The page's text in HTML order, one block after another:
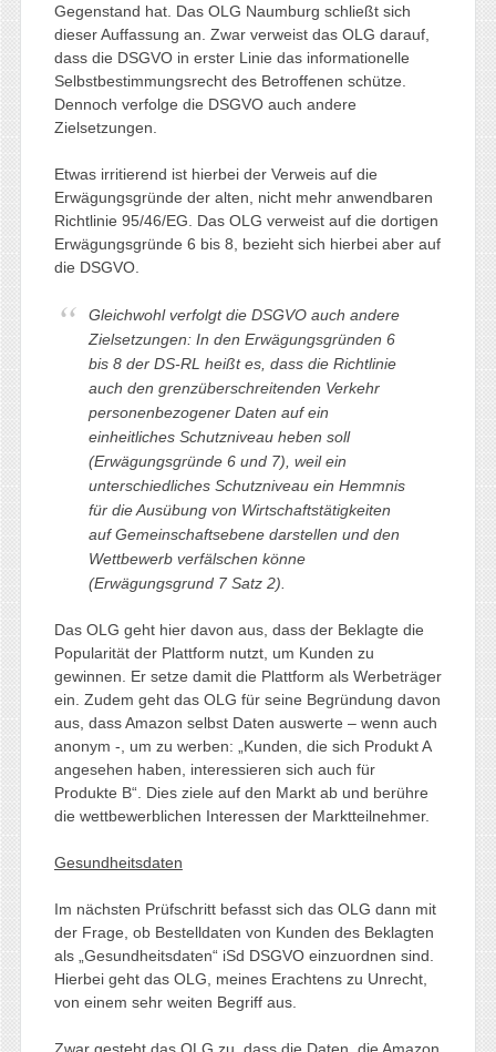
Gegenstand hat. Das OLG Naumburg schließt sich
dieser Auffassung an. Zwar verweist das OLG darauf,
dass die DSGVO in erster Linie das informationelle
Selbstbestimmungsrecht des Betroffenen schütze.
Dennoch verfolge die DSGVO auch andere
Zielsetzungen.
Etwas irritierend ist hierbei der Verweis auf die
Erwägungsgründe der alten, nicht mehr anwendbaren
Richtlinie 95/46/EG. Das OLG verweist auf die dortigen
Erwägungsgründe 6 bis 8, bezieht sich hierbei aber auf
die DSGVO.
Gleichwohl verfolgt die DSGVO auch andere
Zielsetzungen: In den Erwägungsgründen 6
bis 8 der DS-RL heißt es, dass die Richtlinie
auch den grenzüberschreitenden Verkehr
personenbezogener Daten auf ein
einheitliches Schutzniveau heben soll
(Erwägungsgründe 6 und 7), weil ein
unterschiedliches Schutzniveau ein Hemmnis
für die Ausübung von Wirtschaftstätigkeiten
auf Gemeinschaftsebene darstellen und den
Wettbewerb verfälschen könne
(Erwägungsgrund 7 Satz 2)
Das OLG geht hier davon aus, dass der Beklagte die
Popularität der Plattform nutzt, um Kunden zu
gewinnen. Er setze damit die Plattform als Werbeträger
ein. Zudem geht das OLG für seine Begründung davon
aus, dass Amazon selbst Daten auswerte – wenn auch
anonym -, um zu werben: „Kunden, die sich Produkt A
angesehen haben, interessieren sich auch für
Produkte B“. Dies ziele auf den Markt ab und berühre
die wettbewerblichen Interessen der Marktteilnehmer.
Gesundheitsdaten
Im nächsten Prüfschritt befasst sich das OLG dann mit
der Frage, ob Bestelldaten von Kunden des Beklagten
als „Gesundheitsdaten“ iSd DSGVO einzuordnen sind.
Hierbei geht das OLG, meines Erachtens zu Unrecht,
von einem sehr weiten Begriff aus.
Zwar gesteht das OLG zu, dass die Daten, die Amazon